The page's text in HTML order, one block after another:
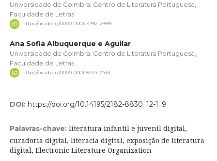
Universidade de Coimbra, Centro de Literatura Portuguesa,
Faculdade de Letras
https://orcid.org/0000-0003-4392-2999
Ana Sofia Albuquerque e Aguilar
Universidade de Coimbra, Centro de Literatura Portuguesa,
Faculdade de Letras
https://orcid.org/0000-0001-5424-2433
DOI: https://doi.org/10.14195/2182-8830_12-1_9
Palavras-chave: literatura infantil e juvenil digital,
curadoria digital, literacia digital, exposição de literatura
digital, Electronic Literature Organization